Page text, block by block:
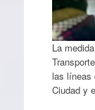
La
las líneas
Ciudad y